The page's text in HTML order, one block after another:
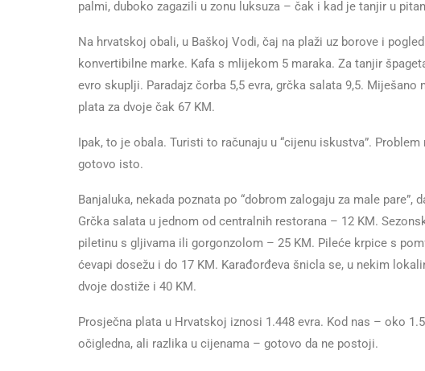
palmi, duboko zagazili u zonu luksuza – čak i kad je tanjir u
Na hrvatskoj obali, u Baškoj Vodi, čaj na plaži uz borove i
konvertibilne marke. Kafa s mlijekom 5 maraka. Za tanjir
evro skuplji. Paradajz čorba 5,5 evra, grčka salata 9,5.
plata za dvoje čak 67 KM.
Ipak, to je obala. Turisti to računaju u “cijenu iskustva”.
gotovo isto.
Banjaluka, nekada poznata po “dobrom zalogaju za male
Grčka salata u jednom od centralnih restorana – 12 KM.
piletinu s gljivama ili gorgonzolom – 25 KM. Pileće krpice s
ćevapi dosežu i do 17 KM. Karađorđeva šnicla se, u nekim
dvoje dostiže i 40 KM.
Prosječna plata u Hrvatskoj iznosi 1.448 evra. Kod nas – oko
očigledna, ali razlika u cijenama – gotovo da ne postoji.